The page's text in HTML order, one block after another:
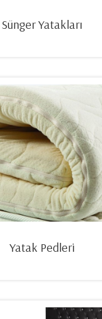
Sünger Yatakları
Yatak Pedleri